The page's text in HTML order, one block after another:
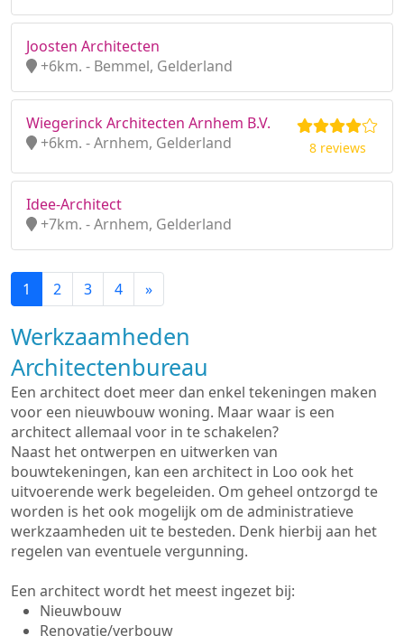
Joosten Architecten
+6km. - Bemmel, Gelderland
Wiegerinck Architecten Arnhem B.V.
+6km. - Arnhem, Gelderland
8 reviews
Idee-Architect
+7km. - Arnhem, Gelderland
1 2 3 4 »
Werkzaamheden
Architectenbureau
Een architect doet meer dan enkel tekeningen maken
voor een nieuwbouw woning. Maar waar is een
architect allemaal voor in te schakelen?
Naast het ontwerpen en uitwerken van
bouwtekeningen, kan een architect in Loo ook het
uitvoerende werk begeleiden. Om geheel ontzorgd te
worden is het ook mogelijk om de administratieve
werkzaamheden uit te besteden. Denk hierbij aan het
regelen van eventuele vergunning.
Een architect wordt het meest ingezet bij:
Nieuwbouw
Renovatie/verbouw